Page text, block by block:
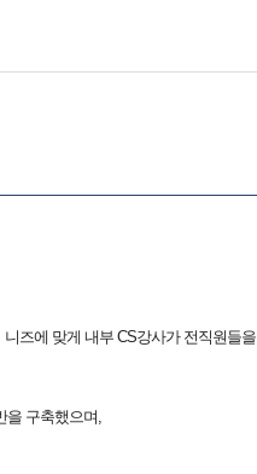
즈에 맞게 내부 CS강사가 전직원들을
을 구축했으며,